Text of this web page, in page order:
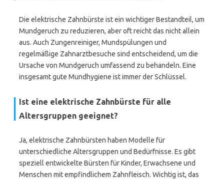
Die elektrische Zahnbürste ist ein wichtiger Bestandteil, um
Mundgeruch zu reduzieren, aber oft reicht das nicht allein
aus. Auch Zungenreiniger, Mundspülungen und
regelmäßige Zahnarztbesuche sind entscheidend, um die
Ursache von Mundgeruch umfassend zu behandeln. Eine
insgesamt gute Mundhygiene ist immer der Schlüssel.
Ist eine elektrische Zahnbürste für alle
Altersgruppen geeignet?
Ja, elektrische Zahnbürsten haben Modelle für
unterschiedliche Altersgruppen und Bedürfnisse. Es gibt
speziell entwickelte Bürsten für Kinder, Erwachsene und
Menschen mit empfindlichem Zahnfleisch. Wichtig ist, das